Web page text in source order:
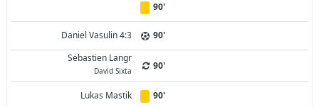
90'
Daniel Vasulin 4:3
90'
Sebastien Langr
David Sixta 90'
Lukas Mastik 90'